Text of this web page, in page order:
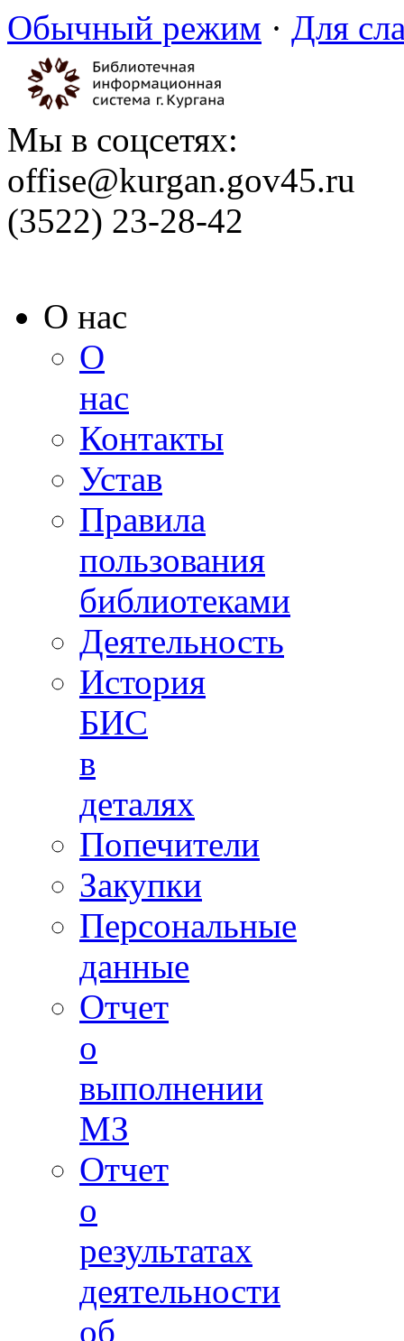
Обычный режим · Для
Мы в соцсетях:
offise@kurgan.gov45.ru
(3522) 23-28-42
О нас
О
нас
Контакты
Устав
Правила
пользования
библиотеками
Деятельность
История
БИС
в
деталях
Попечители
Закупки
Персональные
данные
Отчет
о
выполнении
МЗ
Отчет
о
результатах
деятельности
об